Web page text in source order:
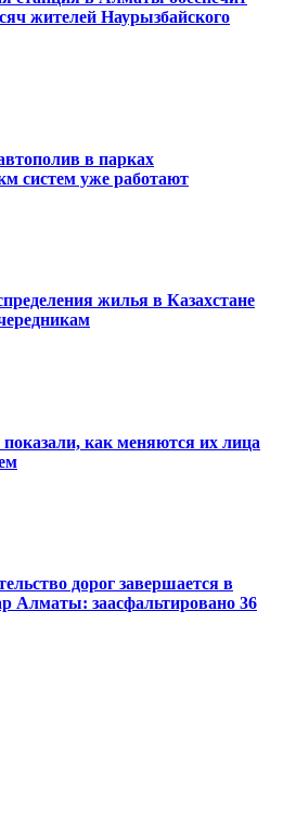
жителей Наурызбайского
в парках
систем уже работают
жилья в Казахстане
как меняются их лица
дорог завершается в
Алматы: заасфальтировано 36